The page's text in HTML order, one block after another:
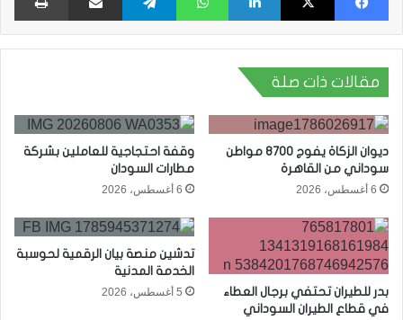
مقالات ذات صلة
ديوان الزكاة يفوج 8700 مواطن
سوداني من القاهرة
6 أغسطس، 2026
وقفة احتجاجية للعاملين بشركة
مطارات السودان
6 أغسطس، 2026
بدر للطيران تحتفي برجال العطاء
في قطاع الطيران السوداني
تدشين منصة بيان الرقمية لحوسبة
الخدمة المدنية
5 أغسطس، 2026